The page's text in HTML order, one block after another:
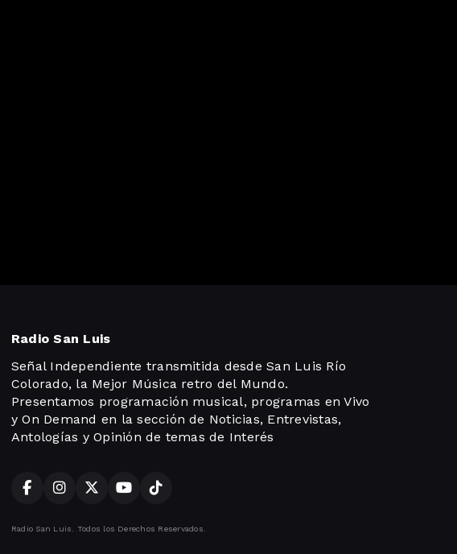
Radio San Luis
Señal Independiente transmitida desde San Luis Río
Colorado, la Mejor Música retro del Mundo.
Presentamos programación musical, programas en Vivo
y On Demand en la sección de Noticias, Entrevistas,
Antologías y Opinión de temas de Interés
Radio San Luis. Todos los Derechos Reservados.